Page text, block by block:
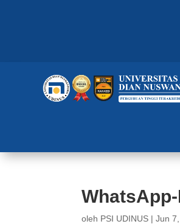
oleh PSI UDINUS |Jun